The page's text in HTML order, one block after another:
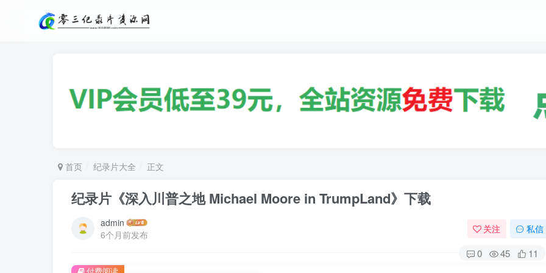
首页 纪录片大全 正文
纪录片《深入川普之地 Michael Moore in TrumpLand》下载
admin
6个月前发布
关注 私信
0 45 11